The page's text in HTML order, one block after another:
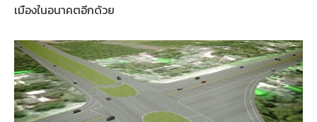
เมืองในอนาคตอีกด้วย